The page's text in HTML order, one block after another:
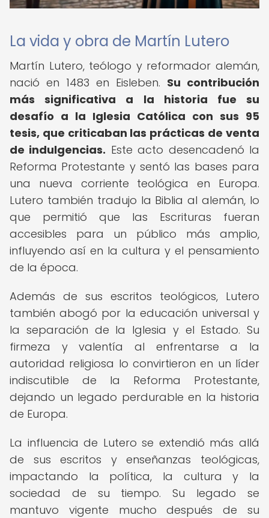
La vida y obra de Martín Lutero
Martín Lutero, teólogo y reformador alemán,
nació en 1483 en Eisleben. Su contribución
más significativa a la historia fue su
desafío a la Iglesia Católica con sus 95
tesis, que criticaban las prácticas de venta
de indulgencias. Este acto desencadenó la
Reforma Protestante y sentó las bases para
una nueva corriente teológica en Europa.
Lutero también tradujo la Biblia al alemán, lo
que permitió que las Escrituras fueran
accesibles para un público más amplio,
influyendo así en la cultura y el pensamiento
de la época.
Además de sus escritos teológicos, Lutero
también abogó por la educación universal y
la separación de la Iglesia y el Estado. Su
firmeza y valentía al enfrentarse a la
autoridad religiosa lo convirtieron en un líder
indiscutible de la Reforma Protestante,
dejando un legado perdurable en la historia
de Europa.
La influencia de Lutero se extendió más allá
de sus escritos y enseñanzas teológicas,
impactando la política, la cultura y la
sociedad de su tiempo. Su legado se
mantuvo vigente mucho después de su